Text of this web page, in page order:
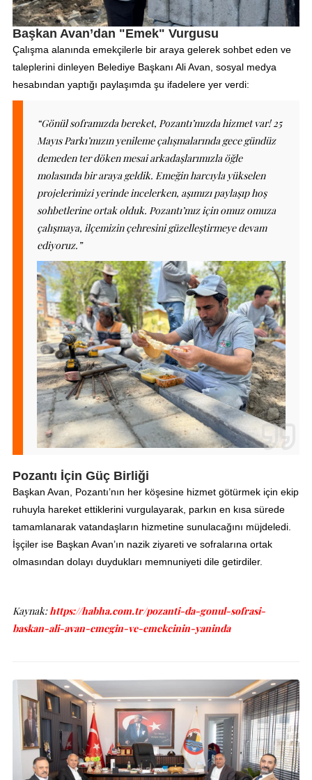
Başkan Avan’dan "Emek" Vurgusu
Çalışma alanında emekçilerle bir araya gelerek sohbet eden ve
taleplerini dinleyen Belediye Başkanı Ali Avan, sosyal medya
hesabından yaptığı paylaşımda şu ifadelere yer verdi:
“Gönül soframızda bereket, Pozantı’mızda hizmet var! 25
Mayıs Parkı’mızın yenileme çalışmalarında gece gündüz
demeden ter döken mesai arkadaşlarımızla öğle
molasında bir araya geldik. Emeğin harcıyla yükselen
projelerimizi yerinde incelerken, aşımızı paylaşıp hoş
sohbetlerine ortak olduk. Pozantı’mız için omuz omuza
çalışmaya, ilçemizin çehresini güzelleştirmeye devam
ediyoruz.”
Pozantı İçin Güç Birliği
Başkan Avan, Pozantı’nın her köşesine hizmet götürmek için ekip
ruhuyla hareket ettiklerini vurgulayarak, parkın en kısa sürede
tamamlanarak vatandaşların hizmetine sunulacağını müjdeledi.
İşçiler ise Başkan Avan’ın nazik ziyareti ve sofralarına ortak
olmasından dolayı duydukları memnuniyeti dile getirdiler.
Kaynak:https://habha.com.tr/pozanti-da-gonul-sofrasi-
baskan-ali-avan-emegin-ve-emekcinin-yaninda